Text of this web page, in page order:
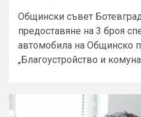
Общински съвет
предоставяне на 3 броя
автомобила на Общинско
„Благоустройство и